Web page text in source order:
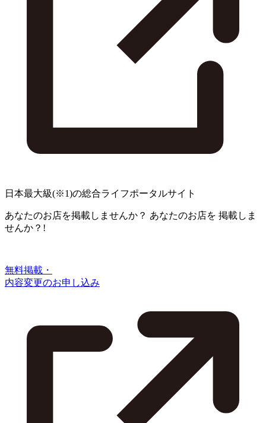
日本最大級(※1)の総合ライフポータルサイト
あなたのお店を掲載しませんか？ あなたのお店を 掲載しま
せんか？!
無料掲載・
内容変更のお申し込み